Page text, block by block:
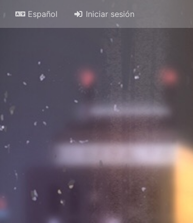
Español Iniciar sesión